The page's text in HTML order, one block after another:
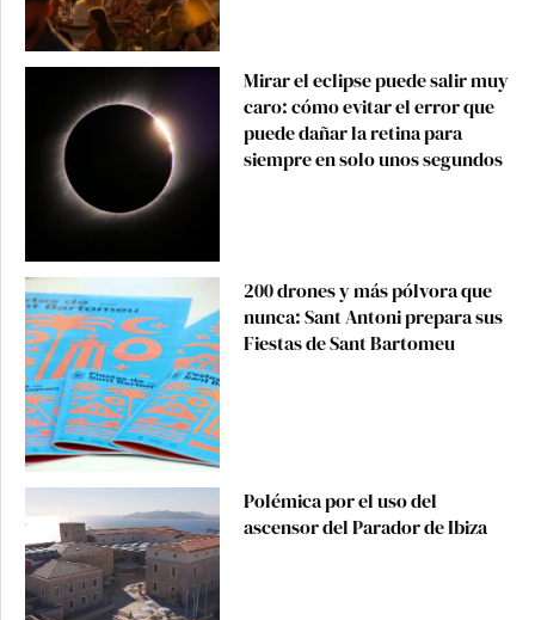
Mirar el eclipse puede salir muy
caro: cómo evitar el error que
puede dañar la retina para
siempre en solo unos segundos
200 drones y más pólvora que
nunca: Sant Antoni prepara sus
Fiestas de Sant Bartomeu
Polémica por el uso del
ascensor del Parador de Ibiza